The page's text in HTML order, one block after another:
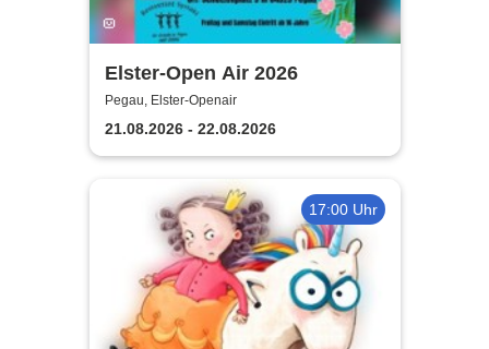
Elster-Open Air 2026
Pegau, Elster-Openair
21.08.2026 - 22.08.2026
17:00 Uhr